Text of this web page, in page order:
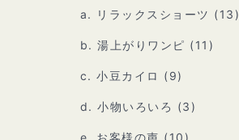
a. リラックスショーツ (13)
b. 湯上がりワンピ (11)
c. 小豆カイロ (9)
d. 小物いろいろ (3)
e. お客様の声 (10)